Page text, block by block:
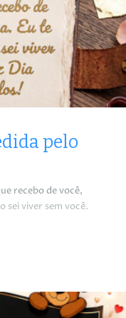
pelo
recebo de você,
sei viver sem você.